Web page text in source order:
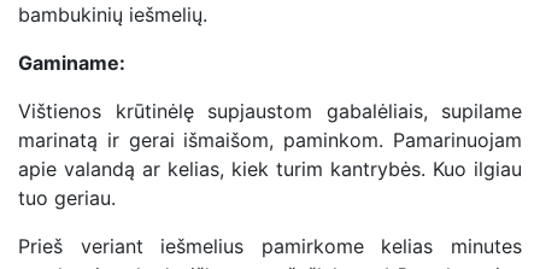
bambukinių iešmelių.
Gaminame:
Vištienos krūtinėlę supjaustom gabalėliais, supilame
marinatą ir gerai išmaišom, paminkom. Pamarinuojam
apie valandą ar kelias, kiek turim kantrybės. Kuo ilgiau
tuo geriau.
Prieš veriant iešmelius pamirkome kelias minutes